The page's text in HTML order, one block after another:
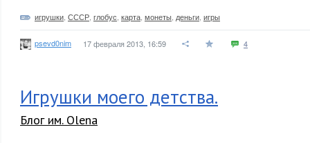
игрушки СССР глобус карта монеты деньги игры
psevd0nim 17 февраля 2013, 16:59 4
Игрушки моего детства.
Блог им. Olena